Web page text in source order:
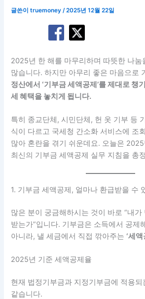
글쓴이truemoney/2025년 12월 22일
2025년 한 해를 마무리하며 따뜻한 나눔
많습니다. 하지만 아무리 좋은 마음으로
정산에서 ‘기부금 세액공제’를 제대로 챙
세 혜택을 놓치게 됩니다.
특히 종교단체, 시민단체, 헌 옷 기부 등
식이 다르고 국세청 간소화 서비스에 조
많아 혼란을 겪기 쉬운데요. 오늘은
최신의 기부금 세액공제 실무 지침을 총
1. 기부금 세액공제, 얼마나 환급받을 수
많은 분이 궁금해하시는 것이 바로 “내가
받는가”입니다. 기부금은 소득에서 공제
아니라, 낼 세금에서 직접 깎아주는 ‘세액
2025년 기준 세액공제율
현재 법정기부금과 지정기부금에 적용
같습니다.